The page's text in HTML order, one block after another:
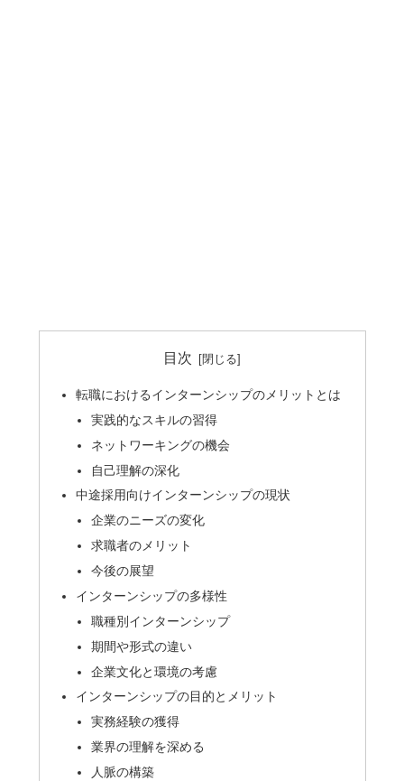
目次
転職におけるインターンシップのメリットとは
実践的なスキルの習得
ネットワーキングの機会
自己理解の深化
中途採用向けインターンシップの現状
企業のニーズの変化
求職者のメリット
今後の展望
インターンシップの多様性
職種別インターンシップ
期間や形式の違い
企業文化と環境の考慮
インターンシップの目的とメリット
実務経験の獲得
業界の理解を深める
人脈の構築